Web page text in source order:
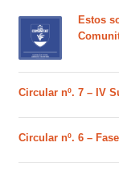
Estos
Circular nº. 7 – IV
Circular nº. 6 –